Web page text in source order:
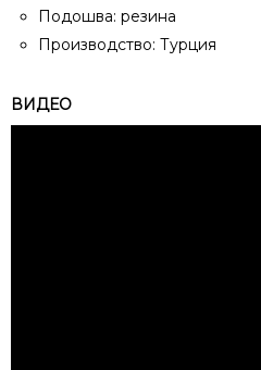
Подошва: резина
Производство: Турция
ВИДЕО